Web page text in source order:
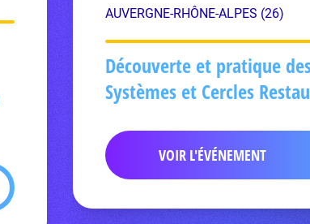
AUVERGNE-RHÔNE-ALPES (26)
Découverte et pratique
Systèmes et Cercles
VOIR L'ÉVÉNEMENT